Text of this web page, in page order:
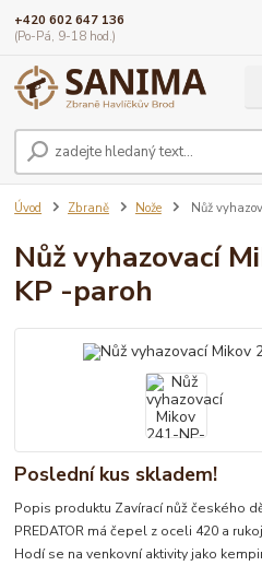
+420 602 647 136
(Po-Pá, 9-18 hod.)
Úvod Zbraně Nože Nůž
Nůž vyhazovací
KP -paroh
Poslední kus skladem!
Popis produktu Zavírací nůž českého
PREDATOR má čepel z oceli 420 a
Hodí se na venkovní aktivity jako